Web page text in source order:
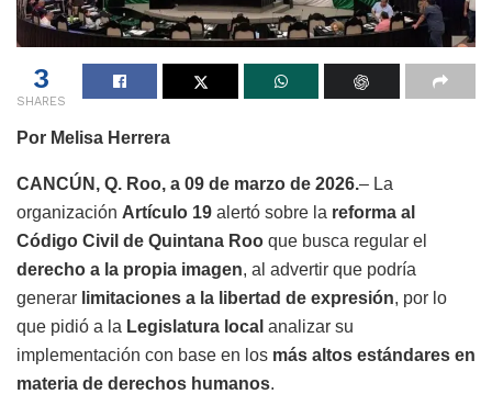
3
SHARES
Por Melisa Herrera
CANCÚN, Q. Roo, a 09 de marzo de 2026.– La
organización Artículo 19 alertó sobre la reforma al
Código Civil de Quintana Roo que busca regular el
derecho a la propia imagen, al advertir que podría
generar limitaciones a la libertad de expresión, por lo
que pidió a la Legislatura local analizar su
implementación con base en los más altos estándares en
materia de derechos humanos.